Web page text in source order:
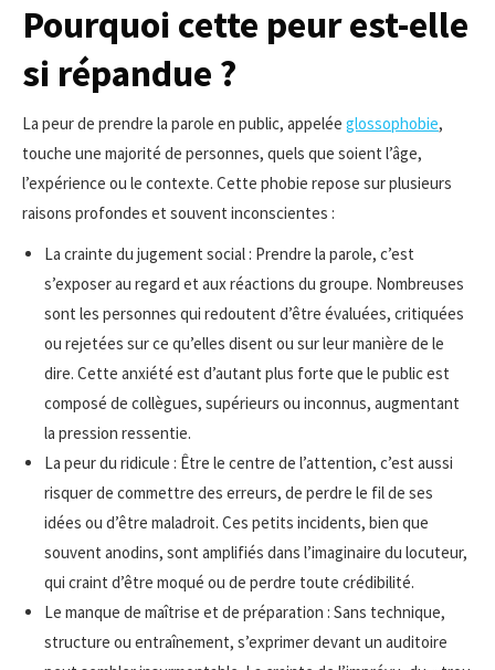
Pourquoi cette peur est-elle
si répandue ?
La peur de prendre la parole en public, appelée glossophobie,
touche une majorité de personnes, quels que soient l’âge,
l’expérience ou le contexte. Cette phobie repose sur plusieurs
raisons profondes et souvent inconscientes :
La crainte du jugement social : Prendre la parole, c’est
s’exposer au regard et aux réactions du groupe. Nombreuses
sont les personnes qui redoutent d’être évaluées, critiquées
ou rejetées sur ce qu’elles disent ou sur leur manière de le
dire. Cette anxiété est d’autant plus forte que le public est
composé de collègues, supérieurs ou inconnus, augmentant
la pression ressentie.
La peur du ridicule : Être le centre de l’attention, c’est aussi
risquer de commettre des erreurs, de perdre le fil de ses
idées ou d’être maladroit. Ces petits incidents, bien que
souvent anodins, sont amplifiés dans l’imaginaire du locuteur,
qui craint d’être moqué ou de perdre toute crédibilité.
Le manque de maîtrise et de préparation : Sans technique,
structure ou entraînement, s’exprimer devant un auditoire